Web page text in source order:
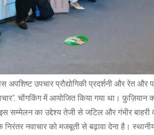
अपशिष्ट उपचार प्रौद्योगिकी प्रदर्शनी और रेत और
चोंगकिंग में आयोजित किया गया था। फ़ुज़ियान
सम्मेलन का उद्देश्य तेजी से जटिल और गंभीर बाहरी
नवाचार को मजबूती से बढ़ावा देना है।